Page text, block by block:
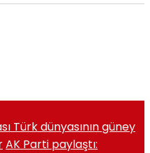
Türk dünyasının güney
AK Parti paylaştı: